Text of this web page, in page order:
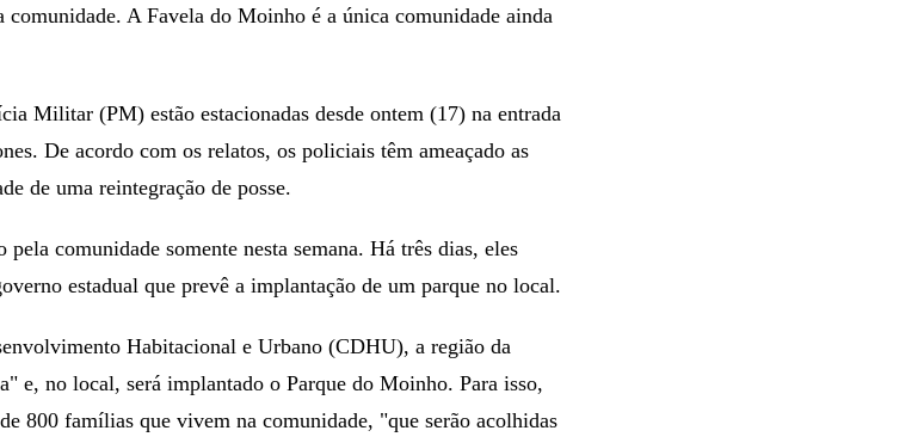
A Favela do Moinho é a única comunidade ainda
Militar (PM) estão estacionadas desde ontem (17) na entrada
De acordo com os relatos, os policiais têm ameaçado as
de uma reintegração de posse.
comunidade somente nesta semana. Há três dias, eles
estadual que prevê a implantação de um parque no local.
Habitacional e Urbano (CDHU), a região da
e, no local, será implantado o Parque do Moinho. Para isso,
800 famílias que vivem na comunidade, "que serão acolhidas